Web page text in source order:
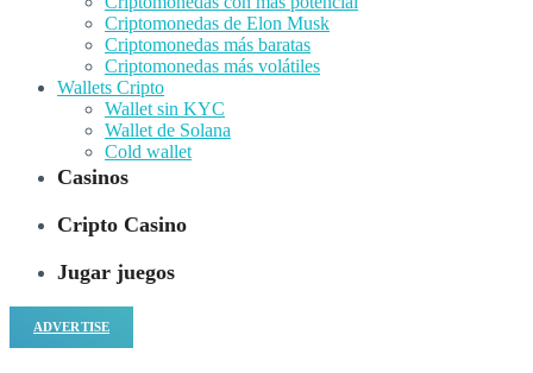
Criptomonedas de Elon Musk
Criptomonedas más baratas
Criptomonedas más volátiles
Wallets Cripto
Wallet sin KYC
Wallet de Solana
Cold wallet
Casinos
Cripto Casino
Jugar juegos
ADVERTISE